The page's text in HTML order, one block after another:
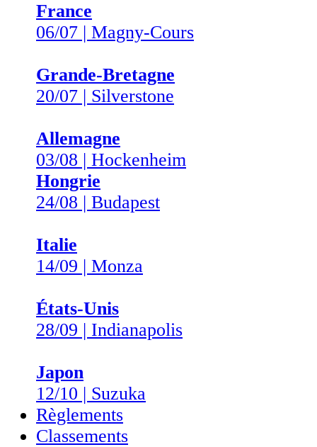
France
06/07 | Magny-Cours
Grande-Bretagne
20/07 | Silverstone
Allemagne
03/08 | Hockenheim
Hongrie
24/08 | Budapest
Italie
14/09 | Monza
États-Unis
28/09 | Indianapolis
Japon
12/10 | Suzuka
Règlements
Classements